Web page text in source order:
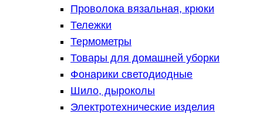
Проволока вязальная, крюки
Тележки
Термометры
Товары для домашней уборки
Фонарики светодиодные
Шило, дыроколы
Электротехнические изделия